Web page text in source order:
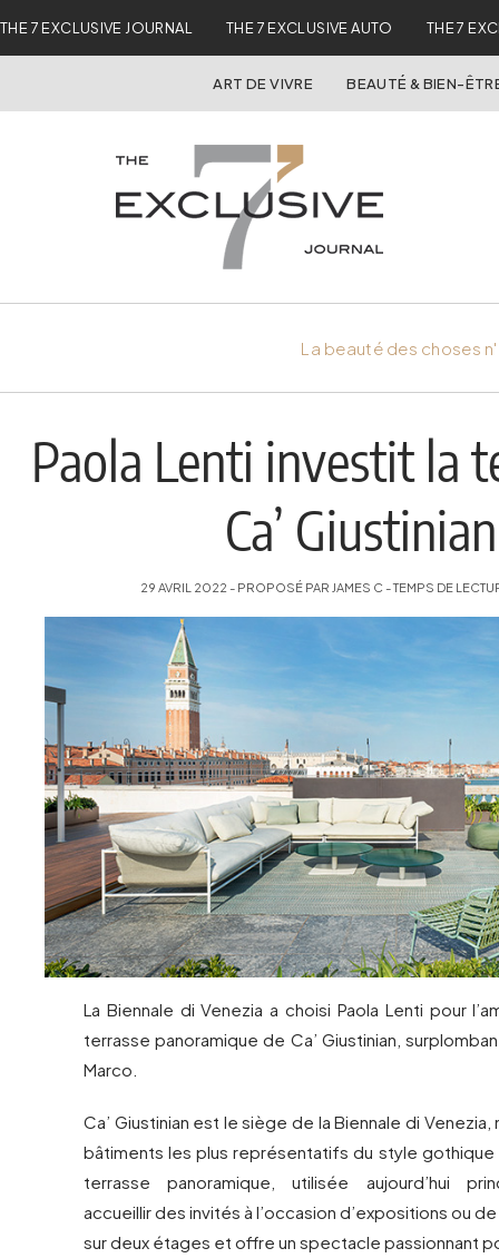
THE 7 EXCLUSIVE JOURNAL THE 7 EXCLUSIVE AUTO THE 7
ART DE VIVRE BEAUTÉ & BIEN-
La beauté des choses
Paola Lenti investit la
Ca’ Giustinian
29 AVRIL 2022 - PROPOSÉ PAR JAMES C - TEMPS DE
La Biennale di Venezia a choisi Paola Lenti pour
terrasse panoramique de Ca’ Giustinian,
Marco.
Ca’ Giustinian est le siège de la Biennale di Venezia,
bâtiments les plus représentatifs du style gothique
terrasse panoramique, utilisée aujourd’hui
accueillir des invités à l’occasion d’expositions ou
sur deux étages et offre un spectacle passionnant